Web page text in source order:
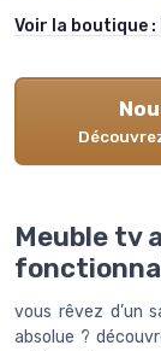
Voir la boutique :
Meuble tv
vous rêvez d’un
absolue ?